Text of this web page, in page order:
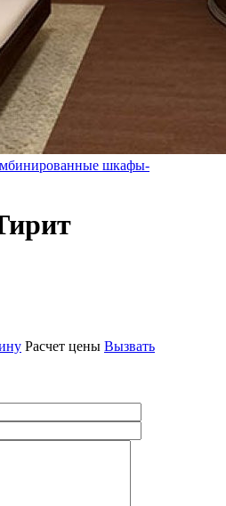
шкафы-
Расчет цены Вызвать